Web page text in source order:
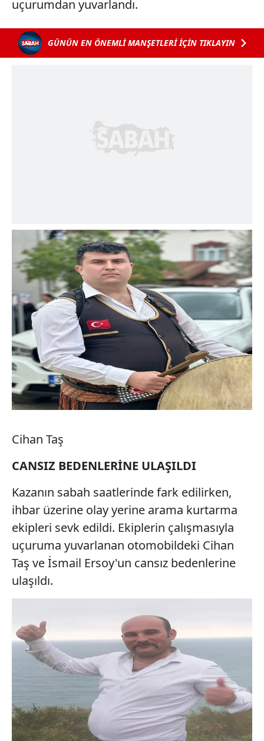
uçurumdan yuvarlandı.
GÜNÜN EN ÖNEMLİ MANŞETLERİ İÇİN TIKLAYIN
Cihan Taş
CANSIZ BEDENLERİNE ULAŞILDI
Kazanın sabah saatlerinde fark edilirken,
ihbar üzerine olay yerine arama kurtarma
ekipleri sevk edildi. Ekiplerin çalışmasıyla
uçuruma yuvarlanan otomobildeki Cihan
Taş ve İsmail Ersoy'un cansız bedenlerine
ulaşıldı.